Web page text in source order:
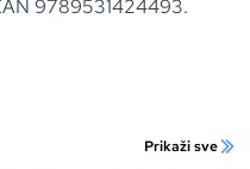
9789531424493.
Prikaži sve